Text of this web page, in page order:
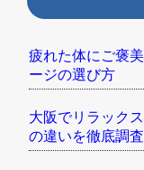
疲れた体にご褒
ージの選び方
大阪でリラック
の違いを徹底調査